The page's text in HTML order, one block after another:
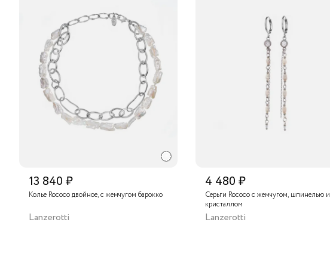
13 840 ₽
Колье Rococo двойное, с жемчугом барокко
Lanzerotti
4 480 ₽
Серьги Rococo с жемчугом, шпинелью и
кристаллом
Lanzerotti